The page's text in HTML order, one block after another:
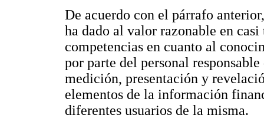
De acuerdo con el párrafo
ha dado al valor razonable en casi
competencias en cuanto al
por parte del personal
medición, presentación y
elementos de la información
diferentes usuarios de la misma.